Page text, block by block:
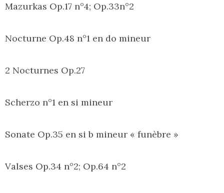
Mazurkas Op.17 n°4; Op.33n°2
Nocturne Op.48 n°1 en do mineur
2 Nocturnes Op.27
Scherzo n°1 en si mineur
Sonate Op.35 en si b mineur « funèbre »
Valses Op.34 n°2; Op.64 n°2